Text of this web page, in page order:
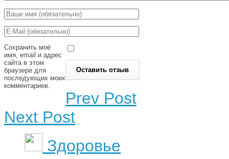
Сохранить моё
имя, email и адрес
сайта в этом
браузере для
последующих моих
комментариев.
Prev Post
Next Post
Здоровье